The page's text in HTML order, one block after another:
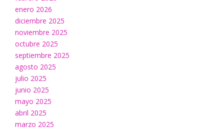
enero 2026
diciembre 2025
noviembre 2025
octubre 2025
septiembre 2025
agosto 2025
julio 2025
junio 2025
mayo 2025
abril 2025
marzo 2025